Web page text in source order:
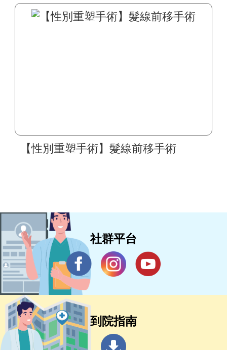
【性別重塑手術】髮線前移手術
社群平台
到院指南